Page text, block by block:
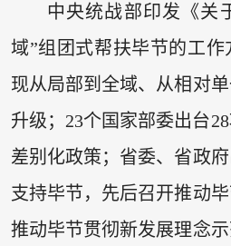
中央统战部印发《关
域”组团式帮扶毕节的工
现从局部到全域、从相对
升级；23个国家部委出台
差别化政策；省委、省政
支持毕节，先后召开推动
推动毕节贯彻新发展理念